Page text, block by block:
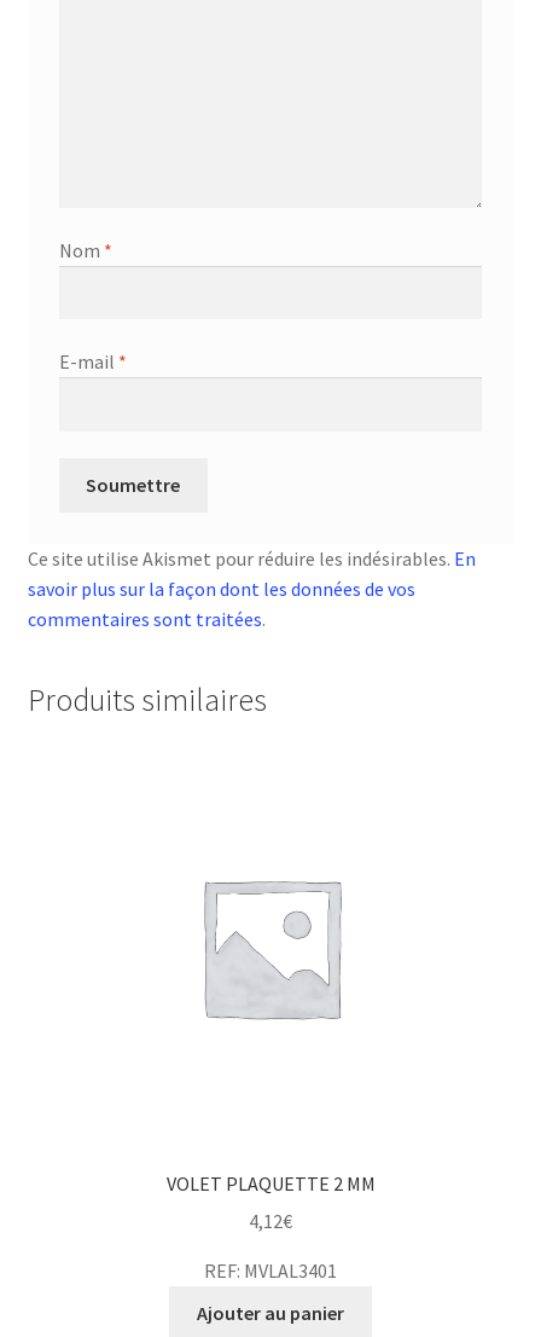
Nom *
E-mail *
Ce site utilise Akismet pour réduire les indésirables. En
savoir plus sur la façon dont les données de vos
commentaires sont traitées.
Produits similaires
VOLET PLAQUETTE 2 MM
4,12€
REF: MVLAL3401
Ajouter au panier